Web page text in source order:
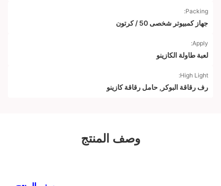
Packing:
جهاز كمبيوتر شخصى 50 / كرتون
Apply:
لعبة طاولة الكازينو
High Light:
رف رقاقة البوكر , حامل رقاقة كازينو
وصف المنتج